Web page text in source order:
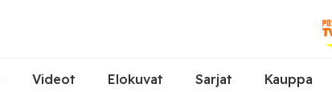
Videot Elokuvat Sarjat Kauppa